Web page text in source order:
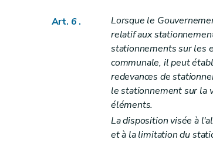
Art. 6.
Lorsque le
relatif aux
stationnements sur les
communale, il peut
redevances de
le stationnement sur la
éléments.
La disposition visée à
et à la limitation du